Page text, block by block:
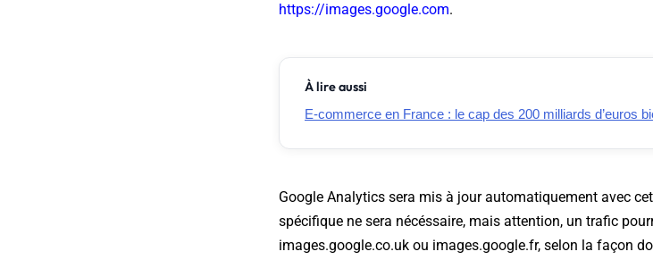
https://images.google.com.
À lire aussi
E-commerce en France : le cap des 200 milliards d’euros
Google Analytics sera mis à jour automatiquement avec
spécifique ne sera nécéssaire, mais attention, un trafic
images.google.co.uk ou images.google.fr, selon la façon